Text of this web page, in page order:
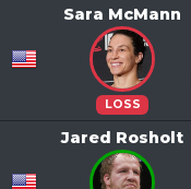
Sara McMann
LOSS
Jared Rosholt